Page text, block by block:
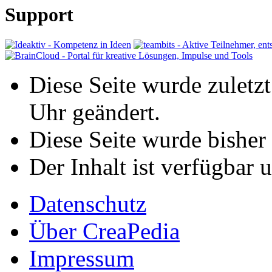
Support
Diese Seite wurde
Uhr geändert.
Diese Seite wurde
Der Inhalt ist verfügbar
Datenschutz
Über CreaPedia
Impressum